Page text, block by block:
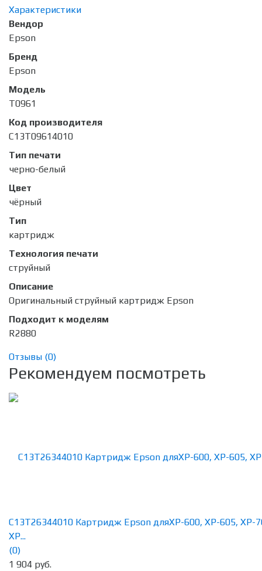
Характеристики
Вендор
Epson
Бренд
Epson
Модель
T0961
Код производителя
C13T09614010
Тип печати
черно-белый
Цвет
чёрный
Тип
картридж
Технология печати
струйный
Описание
Оригинальный струйный картридж Epson
Подходит к моделям
R2880
Отзывы (0)
Рекомендуем посмотреть
C13T26344010 Картридж Epson дляXP-600, XP-605, XP-
XP...
(0)
1 904 руб.